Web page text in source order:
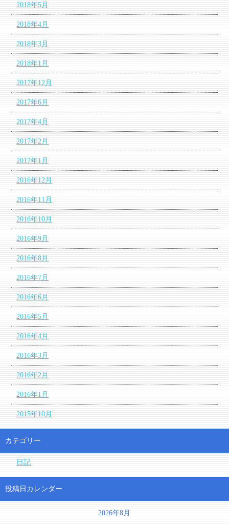
2018年5月
2018年4月
2018年3月
2018年1月
2017年12月
2017年6月
2017年4月
2017年2月
2017年1月
2016年12月
2016年11月
2016年10月
2016年9月
2016年8月
2016年7月
2016年6月
2016年5月
2016年4月
2016年3月
2016年2月
2016年1月
2015年10月
カテゴリー
日記
投稿日カレンダー
2026年8月